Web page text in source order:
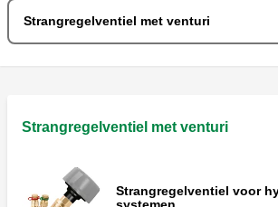
Strangregelventiel met venturi
Strangregelventiel met venturi
Strangregelventiel voor